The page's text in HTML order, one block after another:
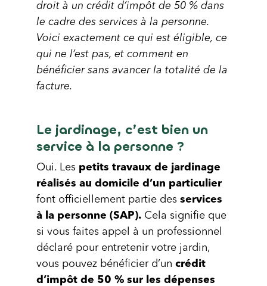
droit à un crédit d’impôt de 50 % dans
le cadre des services à la personne.
Voici exactement ce qui est éligible, ce
qui ne l’est pas, et comment en
bénéficier sans avancer la totalité de la
facture.
Le jardinage, c’est bien un
service à la personne ?
Oui. Les petits travaux de jardinage
réalisés au domicile d’un particulier
font officiellement partie des services
à la personne (SAP). Cela signifie que
si vous faites appel à un professionnel
déclaré pour entretenir votre jardin,
vous pouvez bénéficier d’un crédit
d’impôt de 50 % sur les dépenses